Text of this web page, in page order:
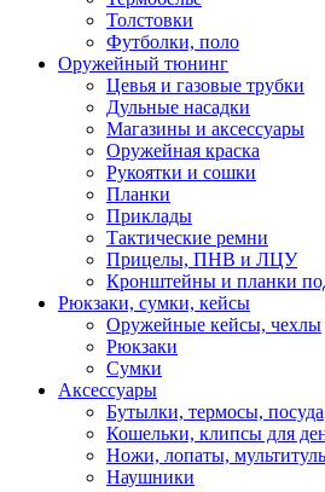
Толстовки
Футболки, поло
Оружейный тюнинг
Цевья и газовые трубки
Дульные насадки
Магазины и аксессуары
Оружейная краска
Рукоятки и сошки
Планки
Приклады
Тактические ремни
Прицелы, ПНВ и ЛЦУ
Кронштейны и планки
Рюкзаки, сумки, кейсы
Оружейные кейсы, чехлы
Рюкзаки
Сумки
Аксессуары
Бутылки, термосы, посуда
Кошельки, клипсы для
Ножи, лопаты,
Наушники